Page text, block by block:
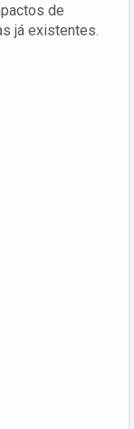
de
já existentes.